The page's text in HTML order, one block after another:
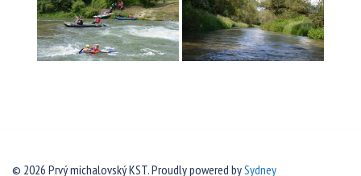
© 2026 Prvý michalovský KST. Proudly powered bySydney